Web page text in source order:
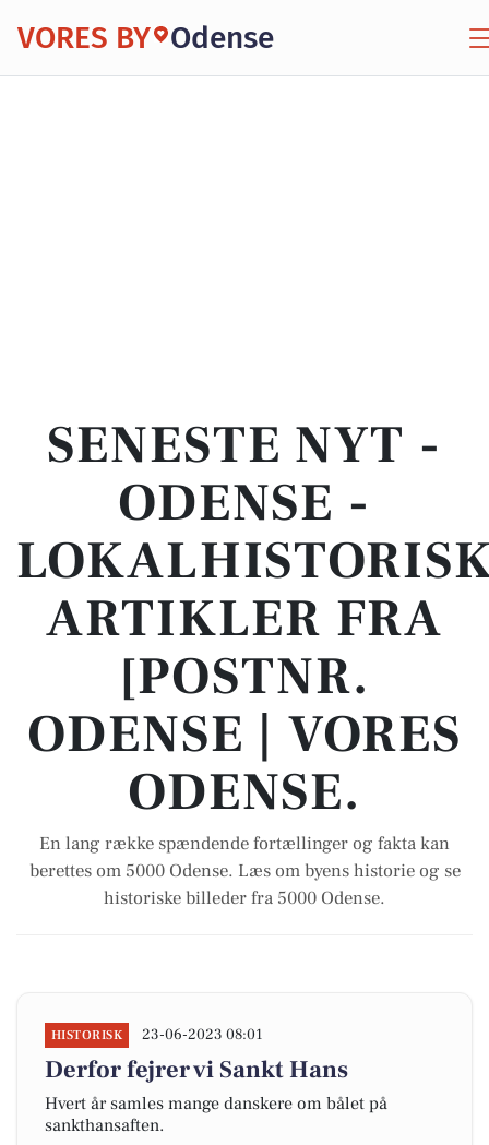
VORES BY Odense
SENESTE NYT -
ODENSE -
ARTIKLER FRA
[POSTNR.
ODENSE | VORES
ODENSE.
En lang række spændende fortællinger og fakta kan
berettes om 5000 Odense. Læs om byens historie og se
historiske billeder fra 5000 Odense.
HISTORISK 23-06-2023 08:01
Derfor fejrer vi Sankt Hans
Hvert år samles mange danskere om bålet på
sankthansaften.